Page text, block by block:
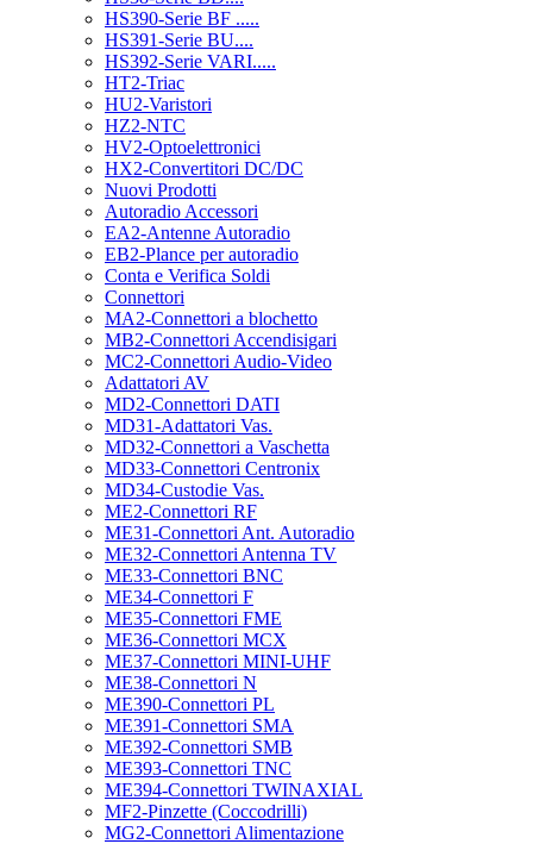
HS390-Serie BF .....
HS391-Serie BU....
HS392-Serie VARI.....
HT2-Triac
HU2-Varistori
HZ2-NTC
HV2-Optoelettronici
HX2-Convertitori DC/DC
Nuovi Prodotti
Autoradio Accessori
EA2-Antenne Autoradio
EB2-Plance per autoradio
Conta e Verifica Soldi
Connettori
MA2-Connettori a blochetto
MB2-Connettori Accendisigari
MC2-Connettori Audio-Video
Adattatori AV
MD2-Connettori DATI
MD31-Adattatori Vas.
MD32-Connettori a Vaschetta
MD33-Connettori Centronix
MD34-Custodie Vas.
ME2-Connettori RF
ME31-Connettori Ant. Autoradio
ME32-Connettori Antenna TV
ME33-Connettori BNC
ME34-Connettori F
ME35-Connettori FME
ME36-Connettori MCX
ME37-Connettori MINI-UHF
ME38-Connettori N
ME390-Connettori PL
ME391-Connettori SMA
ME392-Connettori SMB
ME393-Connettori TNC
ME394-Connettori TWINAXIAL
MF2-Pinzette (Coccodrilli)
MG2-Connettori Alimentazione